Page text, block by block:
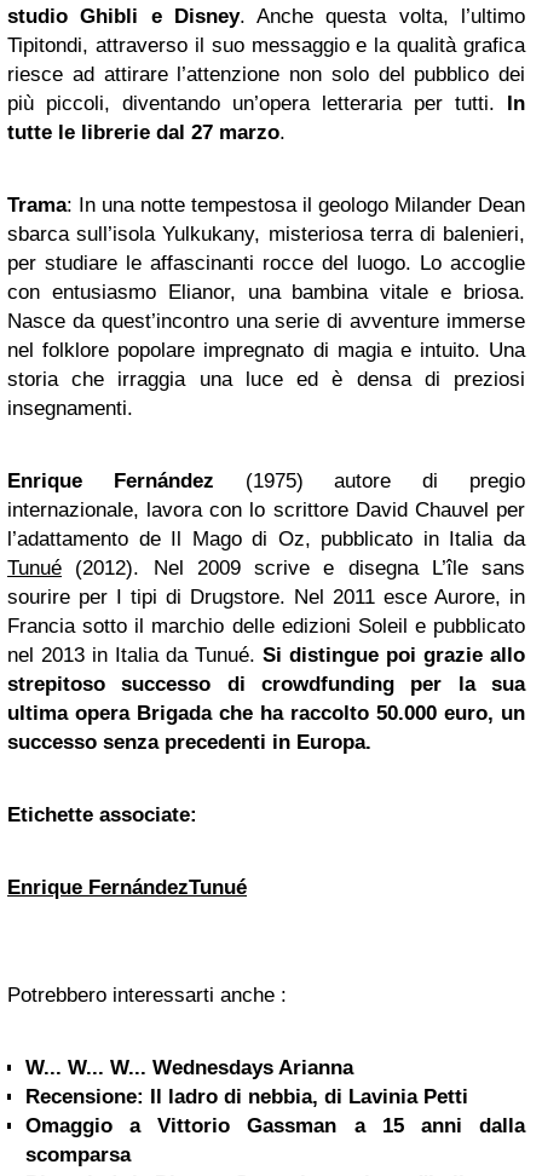
studio Ghibli e Disney. Anche questa volta, l’ultimo
Tipitondi, attraverso il suo messaggio e la qualità grafica
riesce ad attirare l’attenzione non solo del pubblico dei
più piccoli, diventando un’opera letteraria per tutti. In
tutte le librerie dal 27 marzo.
Trama: In una notte tempestosa il geologo Milander Dean
sbarca sull’isola Yulkukany, misteriosa terra di balenieri,
per studiare le affascinanti rocce del luogo. Lo accoglie
con entusiasmo Elianor, una bambina vitale e briosa.
Nasce da quest’incontro una serie di avventure immerse
nel folklore popolare impregnato di magia e intuito. Una
storia che irraggia una luce ed è densa di preziosi
insegnamenti.
Enrique Fernández (1975) autore di pregio
internazionale, lavora con lo scrittore David Chauvel per
l’adattamento de Il Mago di Oz, pubblicato in Italia da
Tunué (2012). Nel 2009 scrive e disegna L’île sans
sourire per I tipi di Drugstore. Nel 2011 esce Aurore, in
Francia sotto il marchio delle edizioni Soleil e pubblicato
nel 2013 in Italia da Tunué. Si distingue poi grazie allo
strepitoso successo di crowdfunding per la sua
ultima opera Brigada che ha raccolto 50.000 euro, un
successo senza precedenti in Europa.
Etichette associate:
Enrique FernándezTunué
Potrebbero interessarti anche :
W... W... W... Wednesdays Arianna
Recensione: Il ladro di nebbia, di Lavinia Petti
Omaggio a Vittorio Gassman a 15 anni dalla
scomparsa